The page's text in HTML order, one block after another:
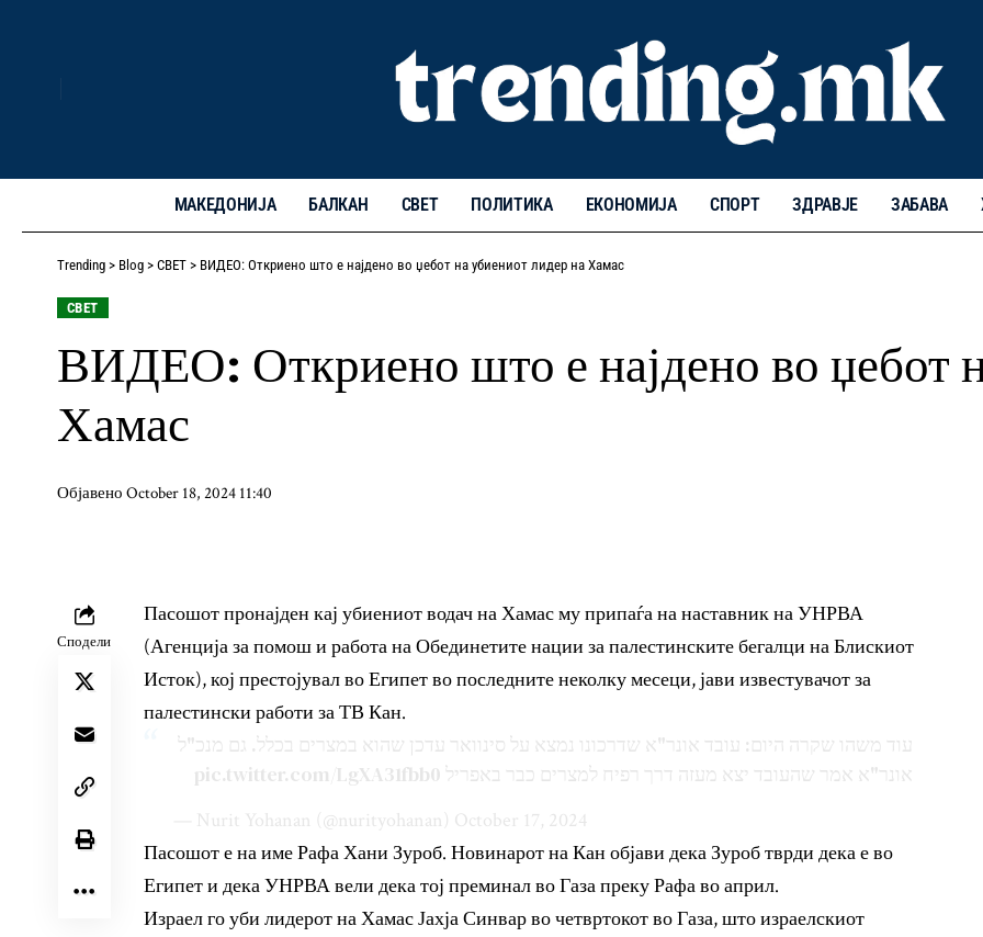
МАКЕДОНИЈА БАЛКАН СВЕТ ПОЛИТИКА ЕКОНОМИЈА СПОРТ ЗДРАВЈЕ ЗАБАВА
Trending > Blog > СВЕТ > ВИДЕО: Откриено што е најдено во џебот на убиениот лидер на Хамас
СВЕТ
ВИДЕО: Откриено што е најдено во џебот
Хамас
Објавено October 18, 2024 11:40
Сподели
Пасошот пронајден кај убиениот водач на Хамас му припаѓа на наставник на УНРВА
(Агенција за помош и работа на Обединетите нации за палестинските бегалци на Блискиот
Исток), кој престојувал во Египет во последните неколку месеци, јави известувачот за
палестински работи за ТВ Кан.
עוד משהו שקרה היום: עובד אונר"א שדרכונו נמצא על סינוואר עדכן שהוא במצרים בכלל. גם מנכ"ל
אונר"א אמר שהעובד יצא מעזה דרך רפיח למצרים כבר באפריל pic.twitter.com/LgXA31fbb0
— Nurit Yohanan (@nurityohanan) October 17, 2024
Пасошот е на име Рафа Хани Зуроб. Новинарот на Кан објави дека Зуроб тврди дека е во
Египет и дека УНРВА вели дека тој преминал во Газа преку Рафа во април.
Израел го уби лидерот на Хамас Јахја Синвар во четвртокот во Газа, што израелскиот